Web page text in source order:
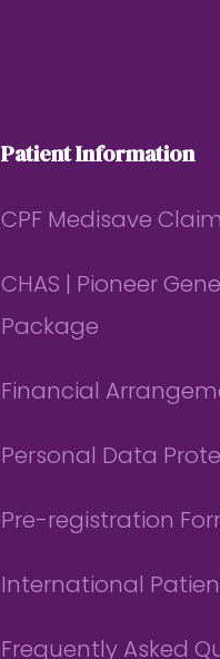
Patient Information
CPF Medisave
CHAS | Pioneer
Package
Financial
Personal Data
Pre-registration
International
Frequently Asked